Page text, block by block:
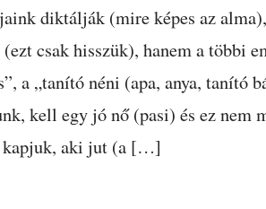
diktálják (mire képes az
csak hisszük), hanem a többi
a „tanító néni (apa, anya, tanító
kell egy jó nő (pasi) és ez nem
kapjuk, aki jut (a […]